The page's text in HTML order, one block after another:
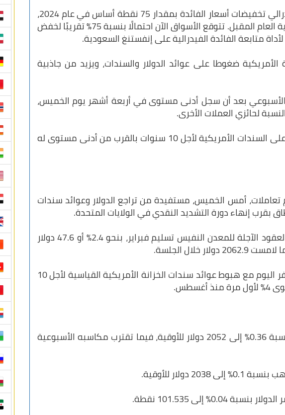
وقدر مسؤولو الاحتياطي الفيدرالي تخفيضات أسعار الفائدة بمقدار 75 نقطة أساس في عام 2024،
مع تضخم بنسبة 2.4% في نهاية العام المقبل. تتوقع الأسواق الآن احتمالًا بنسبة 75٪ تقريبًا لخفض
متابعة الفائدة الفيدرالية على إنفستنغ السعودية.
ضغوطا على عوائد الدولار والسندات، ويزيد من جاذبية
الأسبوعي بعد أن سجل أدنى مستوى في أربعة أشهر يوم الخميس،
لحائزي العملات الأخرى.
وفي الوقت نفسه، ظل العائد على السندات الأمريكية لأجل 10 سنوات بالقرب من أدنى مستوى له
أمس الخميس، مستفيدة من تراجع الدولار وعوائد سندات
بقرب إنهاء دورة التشديد النقدي في الولايات المتحدة.
وعند التسوية، ارتفعت أسعار العقود الآجلة للمعدن النفيس تسليم فبراير، بنحو 2.4% أو 47.6 دولار
وتزامنت مكاسب المعدن الأصفر اليوم مع هبوط عوائد سندات الخزانة الأمريكية القياسية لأجل 10
ترتفع العقود الآجلة للذهب بنسبة 0.36% إلى 2052 دولار للأوقية، فيما تقترب مكاسبه الأسبوعية
دولار للأوقية.
إلى 101.535 نقطة.